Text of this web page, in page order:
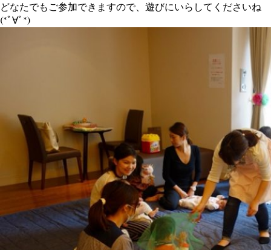
どなたでもご参加できますので、遊びにいらしてくださいね
(*ﾟ∀ﾟ*)